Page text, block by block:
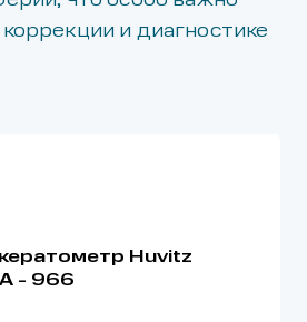
и диагностике